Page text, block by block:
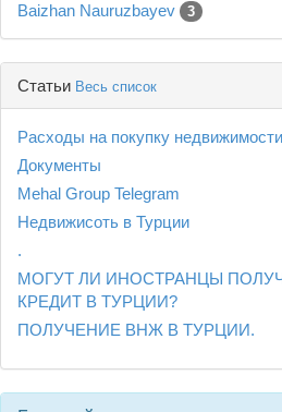
Baizhan Nauruzbayev 3
Статьи Весь список
Расходы на покупку
Документы
Mehal Group Telegram
Недвижисоть в Турции
.
МОГУТ ЛИ ИНОСТРАНЦЫ
КРЕДИТ В ТУРЦИИ?
ПОЛУЧЕНИЕ ВНЖ В ТУРЦИИ.